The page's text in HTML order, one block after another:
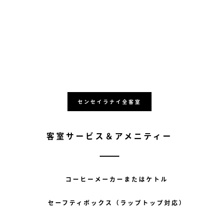
センセイラナイ全客室
客室サービス＆アメニティー
コーヒーメーカーまたはケトル
セーフティボックス（ラップトップ対応）